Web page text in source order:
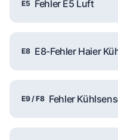
E5 Fehler E5 Luft
E8 E8-Fehler Haier
E9 / F8 Fehler